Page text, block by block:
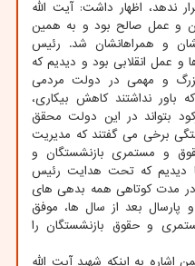
ندهد، اظهار داشت: آیت الله
و عمل صالح بود و به همین
و همراهانشان شد. رئیس
و عمل انقلابی بود و دیدیم که
و مهمی در دولت مردمی
باور نداشتند کاهش بیکاری،
بتواند در این دولت محقق
برخی می گفتند که مدیریت
و مستمری بازنشستگان و
دیدیم که تحت هدایت رئیس
مدت کوتاهی همه بدهی های
پارسال بعد از سال ها، موفق
و حقوق بازنشستگان را
اشاره به اینکه شهید آیت الله